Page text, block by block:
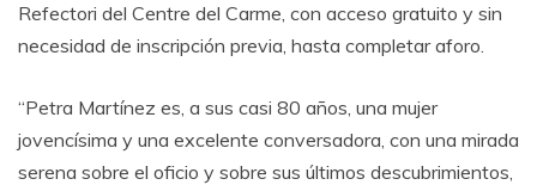
Refectori del Centre del Carme, con acceso gratuito y sin
necesidad de inscripción previa, hasta completar aforo.
“Petra Martínez es, a sus casi 80 años, una mujer
jovencísima y una excelente conversadora, con una mirada
serena sobre el oficio y sobre sus últimos descubrimientos,